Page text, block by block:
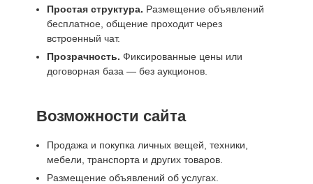
Простая структура. Размещение объявлений
бесплатное, общение проходит через
встроенный чат.
Прозрачность. Фиксированные цены или
договорная база — без аукционов.
Возможности сайта
Продажа и покупка личных вещей, техники,
мебели, транспорта и других товаров.
Размещение объявлений об услугах.